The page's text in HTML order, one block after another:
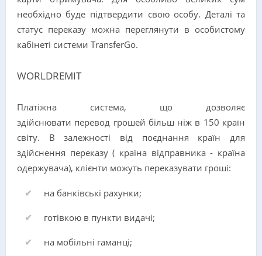
необхідно буде підтвердити свою особу. Деталі та
статус переказу можна переглянути в особистому
кабінеті системи TransferGo.
WORLDREMIT
Платіжна система, що дозволяє
здійснювати перевод грошей більш ніж в 150 країн
світу. В залежності від поєднання країн для
здійснення переказу ( країна відправника - країна
одержувача), клієнти можуть переказувати гроші:
на банківські рахунки;
готівкою в пункти видачі;
на мобільні гаманці;